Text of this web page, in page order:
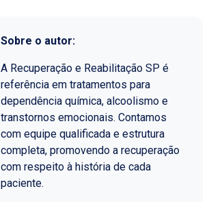
Sobre o autor:
A Recuperação e Reabilitação SP é
referência em tratamentos para
dependência química, alcoolismo e
transtornos emocionais. Contamos
com equipe qualificada e estrutura
completa, promovendo a recuperação
com respeito à história de cada
paciente.